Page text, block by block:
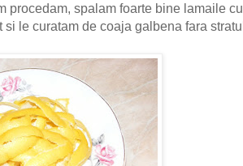
procedam, spalam foarte bine lamaile cu
le curatam de coaja galbena fara stratul